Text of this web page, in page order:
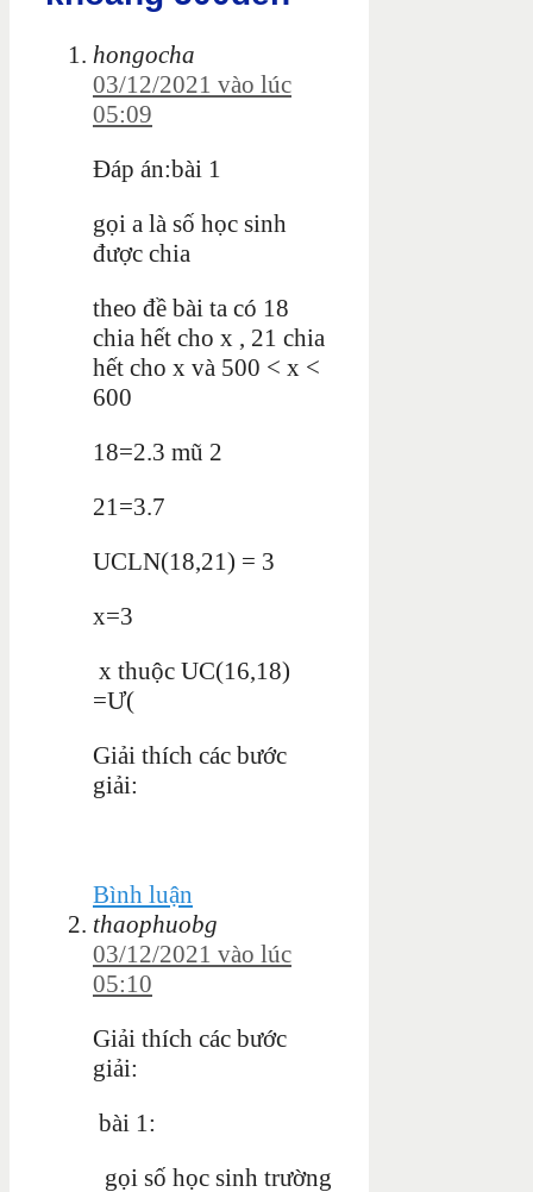
hongocha
03/12/2021 vào lúc
05:09
Đáp án:bài 1
gọi a là số học sinh
được chia
theo đề bài ta có 18
chia hết cho x , 21 chia
hết cho x và 500 < x <
600
18=2.3 mũ 2
21=3.7
UCLN(18,21) = 3
x=3
x thuộc UC(16,18)
=Ư(
Giải thích các bước
giải:
Bình luận
thaophuobg
03/12/2021 vào lúc
05:10
Giải thích các bước
giải:
bài 1:
gọi số học sinh trường